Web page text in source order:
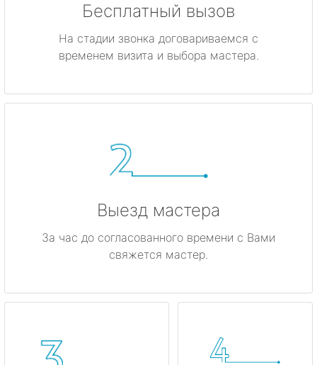
Бесплатный вызов
На стадии звонка договариваемся с
временем визита и выбора мастера.
Выезд мастера
За час до согласованного времени с Вами
свяжется мастер.